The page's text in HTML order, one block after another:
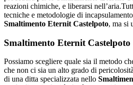
reazioni chimiche, e liberarsi
tecniche e metodologie di
Smaltimento Eternit Castelpoto, ma si
Smaltimento Eternit Castelpoto
Possiamo scegliere quale sia il metodo
che non ci sia un alto grado di
di una ditta specializzata nello